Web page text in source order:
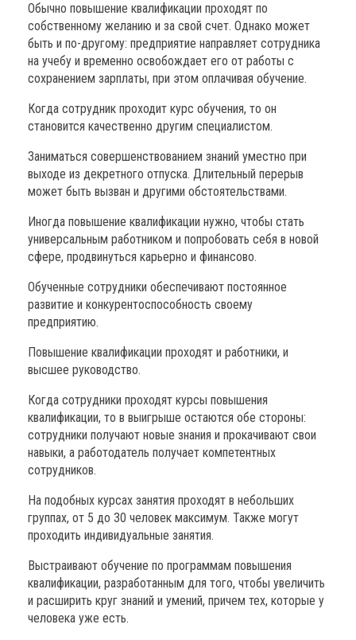
Обычно повышение квалификации проходят по
собственному желанию и за свой счет. Однако может
быть и по-другому: предприятие направляет сотрудника
на учебу и временно освобождает его от работы с
сохранением зарплаты, при этом оплачивая обучение.
Когда сотрудник проходит курс обучения, то он
становится качественно другим специалистом.
Заниматься совершенствованием знаний уместно при
выходе из декретного отпуска. Длительный перерыв
может быть вызван и другими обстоятельствами.
Иногда повышение квалификации нужно, чтобы стать
универсальным работником и попробовать себя в новой
сфере, продвинуться карьерно и финансово.
Обученные сотрудники обеспечивают постоянное
развитие и конкурентоспособность своему
предприятию.
Повышение квалификации проходят и работники, и
высшее руководство.
Когда сотрудники проходят курсы повышения
квалификации, то в выигрыше остаются обе стороны:
сотрудники получают новые знания и прокачивают свои
навыки, а работодатель получает компетентных
сотрудников.
На подобных курсах занятия проходят в небольших
группах, от 5 до 30 человек максимум. Также могут
проходить индивидуальные занятия.
Выстраивают обучение по программам повышения
квалификации, разработанным для того, чтобы увеличить
и расширить круг знаний и умений, причем тех, которые у
человека уже есть.